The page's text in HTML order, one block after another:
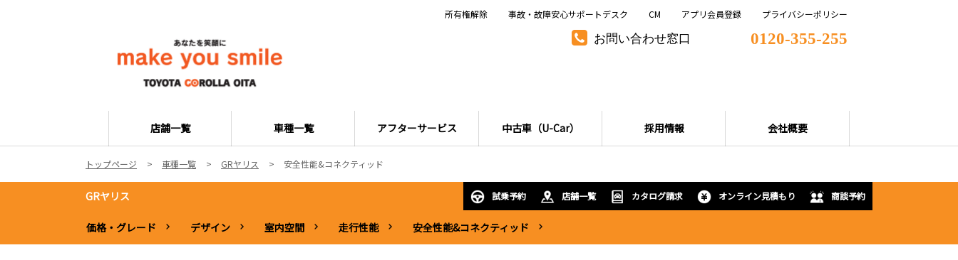
お問い合わせ窓口 0120-355-255
店舗一覧 車種一覧 アフターサービス 中古車（U-Car） 採用情報 会社概要
所有権解除 事故・故障安心サポートデスク CM アプリ会員登録 プライバシーポリシー
トップページ 車種一覧 GRヤリス 安全性能&コネクティッド
GRヤリス 試乗予約 店舗一覧 カタログ請求 オンライン見積もり 商談予約
価格・グレード デザイン 室内空間 走行性能 安全性能&コネクティッド